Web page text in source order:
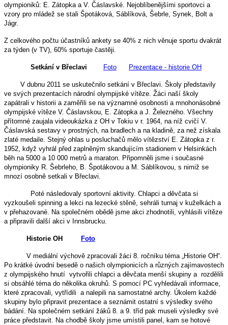
olympioniků: E. Zátopka a V. Čáslavské. Nejoblíbenějšími sportovci a
vzory pro mládež se stali Špotáková, Sáblíková, Šebrle, Synek, Bolt a
Jágr.
Z celkového počtu účastníků ankety se 40% z nich věnuje sportu dvakrát
za týden (v TV), 60% sportuje častěji.
Setkání v Břeclavi Foto Prezentace - historie OH
V dubnu 2011 se uskutečnilo setkání v Břeclavi. Školy představily
ve svých prezentacích národní olympijské vítěze. Žáci naší školy
zapátrali v historii a zaměřili se na významné osobnosti a mnohonásobné
olympijské vítěze V. Čáslavskou, E. Zátopka a J. Železného. Všechny
přítomné zaujala videoukázka z OH v Tokiu v r. 1964, na níž cvičí V.
Čáslavská sestavy v prostných, na bradlech a na kladině, za než získala
zlaté medaile. Stejný ohlas u posluchačů mělo vítězství E. Zátopka z r.
1952, když vyhrál před zaplněným skandujícím stadionem v Helsinkách
běh na 5000 a 10 000 metrů a maraton. Připomněli jsme i současné
olympioniky R. Šebrleho, B. Špotákovou a M. Sáblíkovou, s nimiž se
mnozí osobně setkali v Břeclavi.
Poté následovaly sportovní aktivity. Chlapci a děvčata si
vyzkoušeli spinning a lekci na lezecké stěně, sehráli turnaj v kuželkách a
v přehazované. Na společném obědě jsme akci zhodnotili, vyhlásili vítěze
a připravili další akci v Innsbrucku.
Historie OH Foto
V mediální výchově zpracovali žáci 8. ročníku téma „Historie OH“.
Po krátké úvodní besedě o našich olympionicích a různých zajímavostech
z olympijského hnutí vytvořili chlapci a děvčata menší skupiny a rozdělili
si obsáhlé téma do několika okruhů. S pomocí PC vyhledávali informace,
které zpracovali, vytřídili a nalepili na samostatné archy. Úkolem každé
skupiny bylo připravit prezentace a seznámit ostatní s výsledky svého
bádání. Na společném setkání žáků 8. a 9. tříd pak museli výsledky své
práce představit. Na chodbě školy jsme umístili panel, kam se hotové